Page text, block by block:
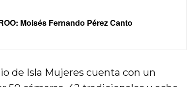
Moisés Fernando Pérez Canto
de Isla Mujeres cuenta con un